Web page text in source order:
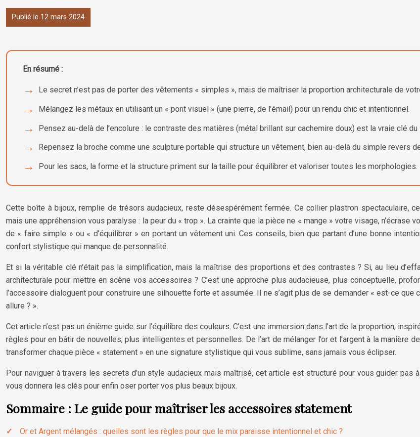
Publié le 12 mars 2024
En résumé :
Le secret n’est pas de porter des vêtements « simples », mais de maîtriser la proportion architecturale de
Mélangez les métaux en utilisant un « pont visuel » (une pierre, de l’émail) pour un rendu chic et intentionnel.
Pensez au-delà de l’encolure : le contraste des matières (métal brillant sur cachemire doux) est la vraie clé du
Repensez la broche comme une sculpture portable qui structure un vêtement, bien au-delà du simple revers
Pour les sacs, la forme et la structure priment sur la taille pour équilibrer et valoriser toutes les morphologies.
Cette boîte à bijoux, remplie de trésors audacieux, reste désespérément fermée. Ce collier plastron spectaculaire,
mais une appréhension vous paralyse : la peur du « trop ». La crainte que la pièce ne « mange » votre visage,
de « faire simple » ou « d’équilibrer » en portant un vêtement uni. Ces conseils, bien que partant d’une bonne
confort stylistique qui manque de personnalité.
Et si la véritable clé n’était pas la simplification, mais la maîtrise des proportions et des contrastes ? Si, au lieu
architecturale pour mettre en scène vos accessoires ? C’est une approche plus audacieuse, plus conceptuelle,
l’accessoire dialoguent pour construire une silhouette forte et assumée. Il ne s’agit plus de se demander « est-ce
allure ? ».
Cet article n’est pas un énième guide sur l’équilibre des couleurs. C’est une immersion dans l’art de la proportion,
règles pour en bâtir de nouvelles, plus intelligentes et personnelles. De l’art de mélanger l’or et l’argent à la manière
transformer chaque pièce « statement » en une signature stylistique qui vous sublime, sans jamais vous éclipser.
Pour naviguer à travers les secrets d’un style audacieux mais maîtrisé, cet article est structuré pour vous guider
vous donnera les clés pour enfin oser porter vos plus beaux bijoux.
Sommaire : Le guide pour maîtriser les accessoires statement
Or et Argent mélangés : quelles sont les règles pour que le mix paraisse intentionnel et chic ?